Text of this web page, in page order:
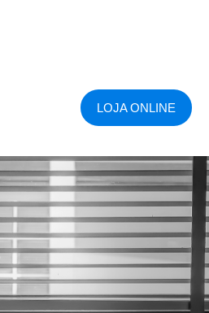
LOJA ONLINE